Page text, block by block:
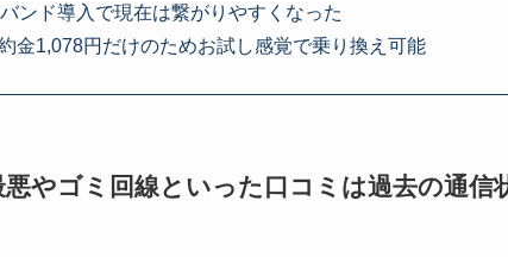
ンド導入で現在は繋がりやすくなった
金1,078円だけのためお試し感覚で乗り換え可能
やゴミ回線といった口コミは過去の通信